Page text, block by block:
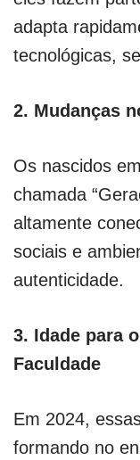
adapta
tecnológicas,
2. Mudanças
Os nascidos
chamada
altamente
sociais e
autenticidade.
3. Idade para
Faculdade
Em 2024,
formando no